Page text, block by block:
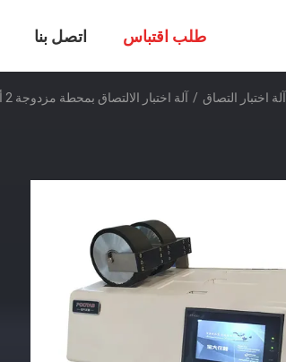
اتصل بنا طلب اقتباس
آلة اختبار التصاق / آلة اختبار الالتصاق بمحطة مزدوجة 2 أسطوانات W45mm